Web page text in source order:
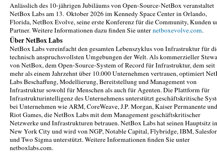
Anlässlich des 10-jährigen Jubiläums von Open-Source-NetBox veranstaltet
NetBox Labs am 13. Oktober 2026 im Kennedy Space Center in Orlando,
Florida, NetBox Evolve, seine erste Konferenz für die Community, Kunden
Partner. Weitere Informationen dazu finden Sie unternetboxevolve.com.
Über NetBox Labs
NetBox Labs vereinfacht den gesamten Lebenszyklus von Infrastruktur für
technisch anspruchsvollsten Umgebungen der Welt. Als kommerzieller
von NetBox, dem Open-Source-System of Record für Infrastruktur, dem seit
mehr als einem Jahrzehnt über 10.000 Unternehmen vertrauen, optimiert
Labs Beschaffung, Modellierung, Bereitstellung und Management von
Infrastruktur sowohl für Menschen als auch für Agenten. Die Plattform für
Infrastrukturintelligenz des Unternehmens unterstützt geschäftskritische
bei Unternehmen wie ARM, CoreWeave, J.P. Morgan, Kaiser Permanente und
Riot Games, die NetBox Labs mit dem Management geschäftskritischer
Netzwerke und Infrastrukturen betrauen. NetBox Labs hat seinen Hauptsitz in
New York City und wird von NGP, Notable Capital, Flybridge, IBM,
und Two Sigma unterstützt. Weitere Informationen finden Sie unter
netboxlabs.com.